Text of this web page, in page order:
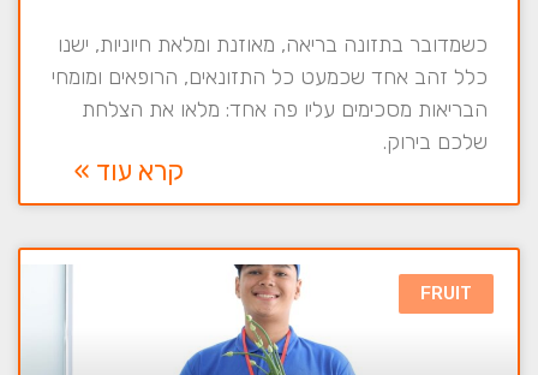
כשמדובר בתזונה בריאה, מאוזנת ומלאת חיוניות, ישנו
כלל זהב אחד שכמעט כל התזונאים, הרופאים ומומחי
הבריאות מסכימים עליו פה אחד: מלאו את הצלחת
שלכם בירוק.
קרא עוד »
FRUIT